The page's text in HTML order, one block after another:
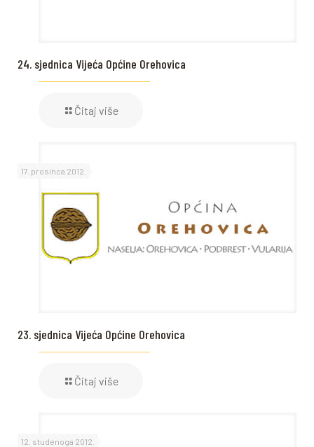
24. sjednica Vijeća Općine Orehovica
Čitaj više
17. prosinca 2012.
23. sjednica Vijeća Općine Orehovica
Čitaj više
12. studenoga 2012.